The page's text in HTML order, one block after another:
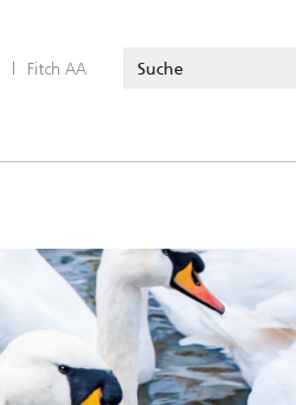
| Fitch AA